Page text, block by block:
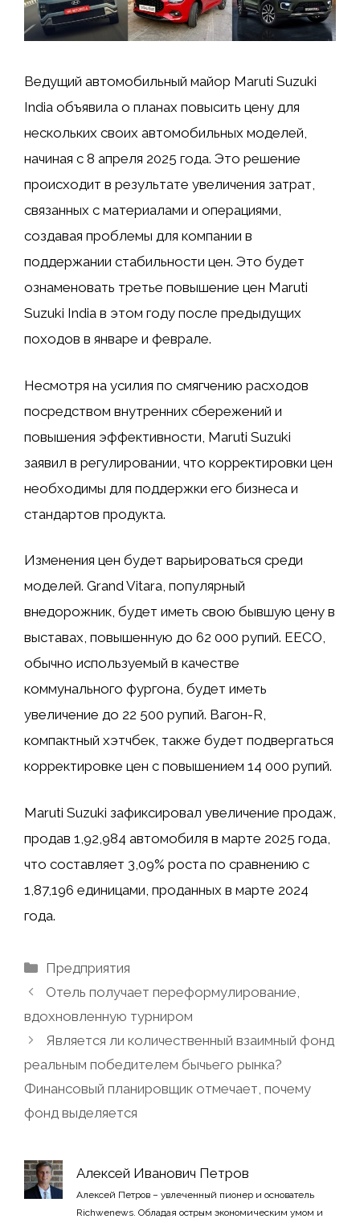
Ведущий автомобильный майор Maruti Suzuki
India объявила о планах повысить цену для
нескольких своих автомобильных моделей,
начиная с 8 апреля 2025 года. Это решение
происходит в результате увеличения затрат,
связанных с материалами и операциями,
создавая проблемы для компании в
поддержании стабильности цен. Это будет
ознаменовать третье повышение цен Maruti
Suzuki India в этом году после предыдущих
походов в январе и феврале.
Несмотря на усилия по смягчению расходов
посредством внутренних сбережений и
повышения эффективности, Maruti Suzuki
заявил в регулировании, что корректировки цен
необходимы для поддержки его бизнеса и
стандартов продукта.
Изменения цен будет варьироваться среди
моделей. Grand Vitara, популярный
внедорожник, будет иметь свою бывшую цену в
выставах, повышенную до 62 000 рупий. EECO,
обычно используемый в качестве
коммунального фургона, будет иметь
увеличение до 22 500 рупий. Вагон-R,
компактный хэтчбек, также будет подвергаться
корректировке цен с повышением 14 000 рупий.
Maruti Suzuki зафиксировал увеличение продаж,
продав 1,92,984 автомобиля в марте 2025 года,
что составляет 3,09% роста по сравнению с
1,87,196 единицами, проданных в марте 2024
года.
Рубрики
Предприятия
Отель получает переформулирование,
вдохновленную турниром
Является ли количественный взаимный фонд
реальным победителем бычьего рынка?
Финансовый планировщик отмечает, почему
фонд выделяется
Алексей Иванович Петров
Алексей Петров – увлеченный пионер и основатель
Richwenews. Обладая острым экономическим умом и